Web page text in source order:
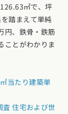
㎡で、坪
踏まえて単純
円、鉄骨・鉄筋
ことがわかりま
当たり建築単
住宅および世